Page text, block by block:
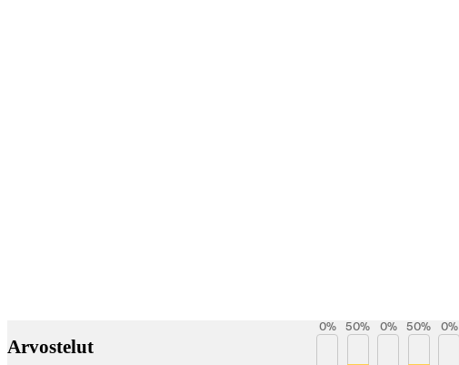
Arvostelut
0% 50% 0% 50% 0%